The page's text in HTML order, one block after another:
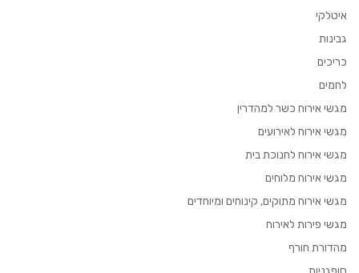
איטלקי
גבינות
כריכים
לחמים
מגשי אירוח כשר למהדרין
מגשי אירוח לאירועים
מגשי אירוח לחנוכת בית
מגשי אירוח מלוחים
מגשי אירוח מתוקים, קינוחים ומיוחדים
מגשי פירות לאירוח
מהדורת חורף